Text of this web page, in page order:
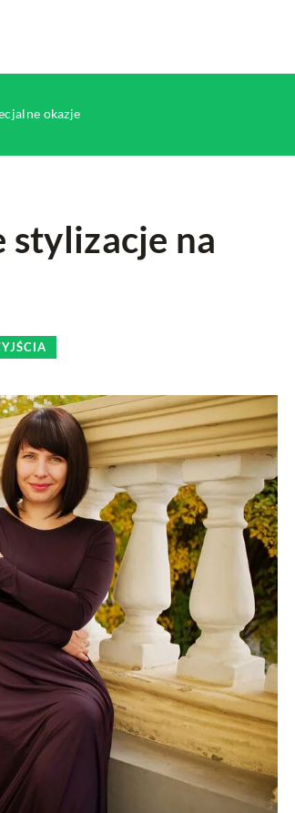
okazje
stylizacje na
19 lipca 2026
Efektywność energetyczna i ekologia: Jak
nowoczesne kotły gazowe wpływają na
domowe ogrzewanie?
Poznaj wpływ nowoczesnych kotłów
gazowych na zwiększenie efektywności
energetycznej i ekologiczne ogrzewanie
domowe. Dowiedz się, jak innowacyjne
technologie przyczyniają się do oszczędności
oraz ochrony środowiska.